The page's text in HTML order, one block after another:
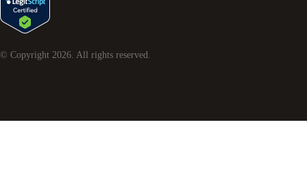
© Copyright 2026. All rights reserved.